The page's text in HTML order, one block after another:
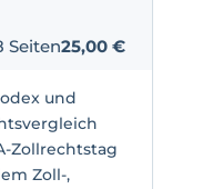
Seiten25,00 €
und
Zollrechtstag
Zoll-,